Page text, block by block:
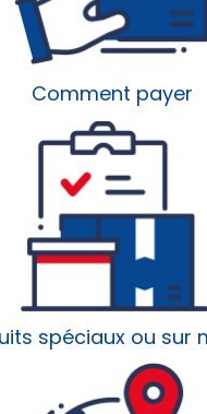
Comment payer
spéciaux ou sur